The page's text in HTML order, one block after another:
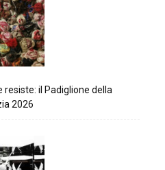
resiste: il Padiglione della
2026